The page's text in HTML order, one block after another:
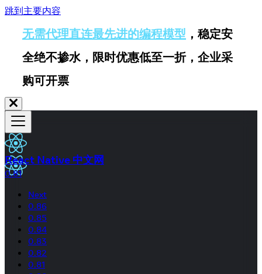
跳到主要内容
无需代理直连最先进的编程模型 ，稳定安
全绝不掺水，限时优惠低至一折，企业采
购可开票
React Native 中文网
0.81
Next
0.86
0.85
0.84
0.83
0.82
0.81